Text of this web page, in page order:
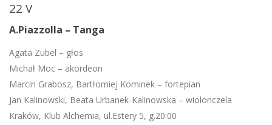
22 V
A.Piazzolla – Tanga
Agata Zubel – głos
Michał Moc – akordeon
Marcin Grabosz, Bartłomiej Kominek – fortepian
Jan Kalinowski, Beata Urbanek-Kalinowska – wiolonczela
Kraków, Klub Alchemia, ul.Estery 5, g.20:00